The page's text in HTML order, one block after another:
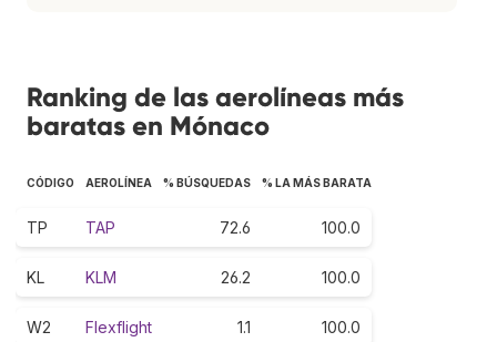
Ranking de las aerolíneas más
baratas en Mónaco
CÓDIGO AEROLÍNEA % BÚSQUEDAS % LA MÁS BARATA
TP TAP 72.6 100.0
KL KLM 26.2 100.0
W2 Flexflight 1.1 100.0